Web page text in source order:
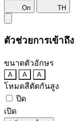
On TH
ตัวช่วยการเข้าถึง
ขนาดตัวอักษร
A A A
โหมดสีตัดกันสูง
ปิด
เปิด